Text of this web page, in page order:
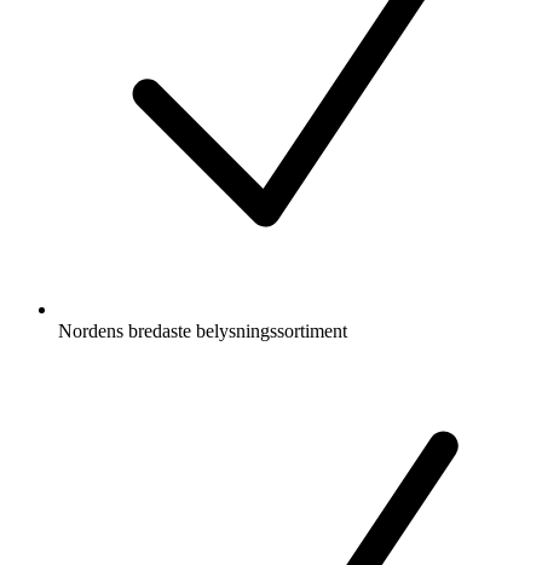
Nordens bredaste belysningssortiment